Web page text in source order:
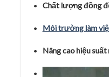
Chất lượng đồng
Môi trường làm
Nâng cao hiệu suất